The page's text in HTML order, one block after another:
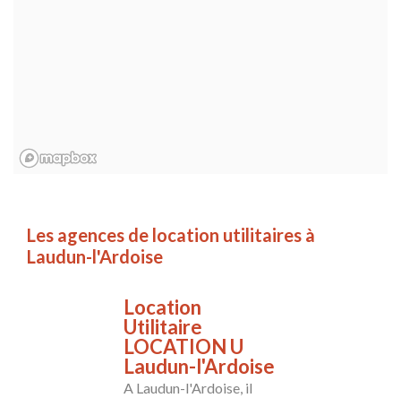
Les agences de location utilitaires à
Laudun-l'Ardoise
Location
Utilitaire
LOCATION U
Laudun-l'Ardoise
A Laudun-l'Ardoise, il